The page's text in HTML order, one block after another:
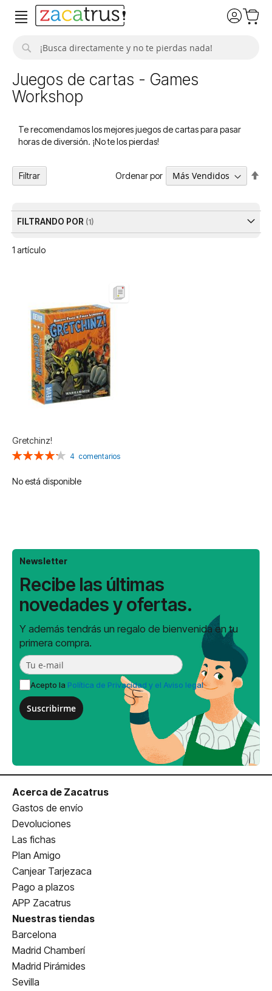
Juegos de cartas - Games
Workshop
Te recomendamos los mejores juegos de cartas para pasar
horas de diversión. ¡No te los pierdas!
1 artículo
Ordenar por
Gretchinz!
Valoración:
4 comentarios
No está disponible
Filtrar
FILTRANDO POR
Newsletter
Recibe las últimas
novedades y ofertas.
Y además tendrás un regalo de bienvenida en tu
primera compra.
Acepto la Política de Privacidad y el Aviso legal
Suscribirme
Acerca de Zacatrus
Gastos de envío
Devoluciones
Las fichas
Plan Amigo
Canjear Tarjezaca
Pago a plazos
APP Zacatrus
Nuestras tiendas
Barcelona
Madrid Chamberí
Madrid Pirámides
Sevilla